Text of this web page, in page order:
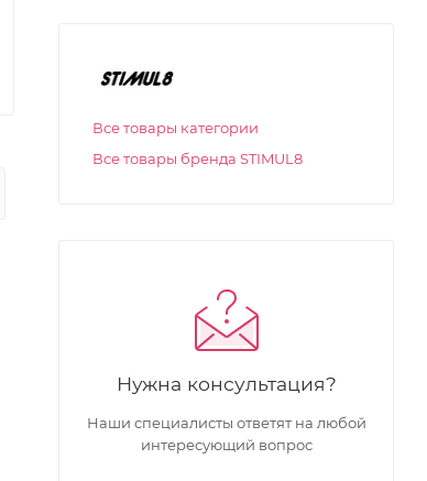
Все товары категории
Все товары бренда STIMUL8
Нужна консультация?
Наши специалисты ответят на любой
интересующий вопрос